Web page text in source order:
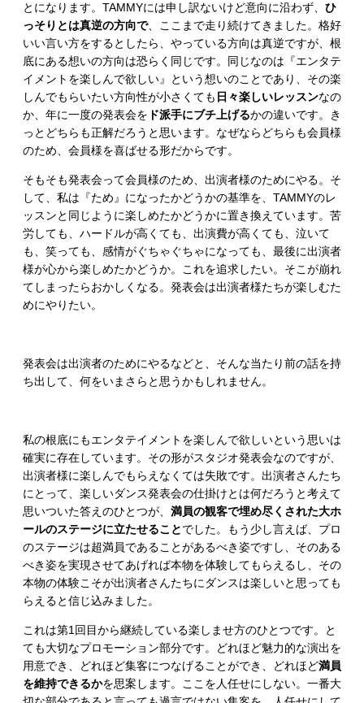
とになります。TAMMYには申し訳ないけど意向に沿わず、 ひ
っそりとは真逆の方向で、ここまで走り続けてきました。格好
いい言い方をするとしたら、やっている方向は真逆ですが、根
底にある想いの方向は恐らく同じです。同じなのは『エンタテ
イメントを楽しんで欲しい』という想いのことであり、その楽
しんでもらいたい方向性が小さくても 日々楽しいレッスンなの
か、年に一度の発表会を ド派手にブチ上げるかの違いです。き
っとどちらも正解だろうと思います。なぜならどちらも会員様
のため、会員様を喜ばせる形だからです。
そもそも発表会って会員様のため、出演者様のためにやる。そ
して、私は『ため』になったかどうかの基準を、TAMMYのレ
ッスンと同じように楽しめたかどうかに置き換えています。苦
労しても、ハードルが高くても、出演費が高くても、泣いて
も、笑っても、感情がぐちゃぐちゃになっても、最後に出演者
様が心から楽しめたかどうか。これを追求したい。そこが崩れ
てしまったらおかしくなる。発表会は出演者様たちが楽しむた
めにやりたい。
発表会は出演者のためにやるなどと、そんな当たり前の話を持
ち出して、何をいまさらと思うかもしれません。
私の根底にもエンタテイメントを楽しんで欲しいという思いは
確実に存在しています。その形がスタジオ発表会なのですが、
出演者様に楽しんでもらえなくては失敗です。出演者さんたち
にとって、楽しいダンス発表会の仕掛けとは何だろうと考えて
思いついた答えのひとつが、 満員の観客で埋め尽くされた大ホ
ールのステージに立たせることでした。もう少し言えば、プロ
のステージは超満員であることがあるべき姿ですし、そのある
べき姿を実現させてあげれば本物を体験してもらえるし、その
本物の体験こそが出演者さんたちにダンスは楽しいと思っても
らえると信じ込みました。
これは第1回目から継続している楽しませ方のひとつです。と
ても大切なプロモーション部分です。どれほど魅力的な演出を
用意でき、どれほど集客につなげることができ、どれほど満員
を維持できるかを思案します。ここを人任せにしない。一番大